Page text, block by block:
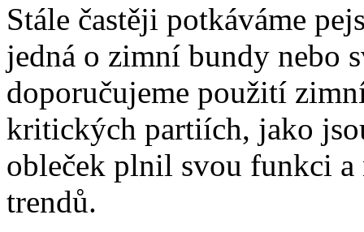
Stále častěji potkáváme
jedná o zimní bundy nebo
doporučujeme použití
kritických partiích, jako
obleček plnil svou funkci
trendů.